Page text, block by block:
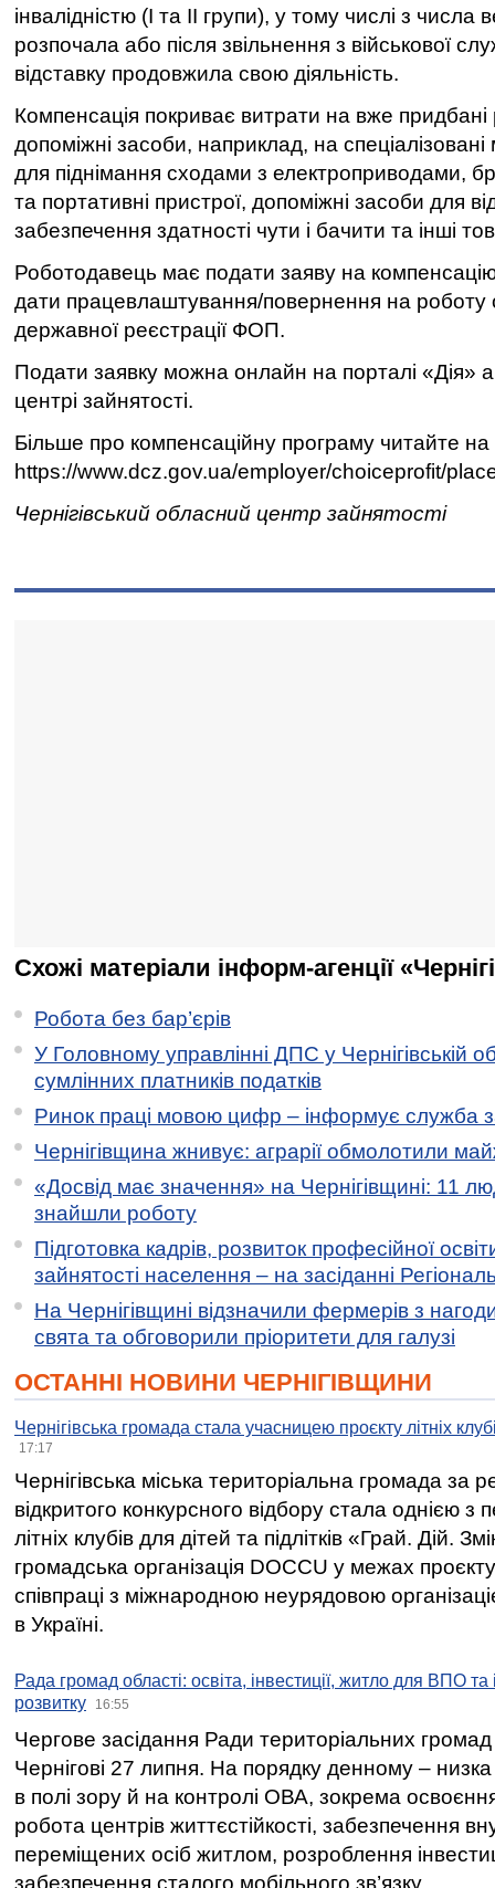
інвалідністю (І та ІІ групи), у тому числі з числа
розпочала або після звільнення з військової
відставку продовжила свою діяльність.
Компенсація покриває витрати на вже
допоміжні засоби, наприклад, на
для піднімання сходами з електроприводами,
та портативні пристрої, допоміжні засоби для
забезпечення здатності чути і бачити та інші
Роботодавець має подати заяву на
дати працевлаштування/повернення на роботу
державної реєстрації ФОП.
Подати заявку можна онлайн на порталі «Дія»
центрі зайнятості.
Більше про компенсаційну програму читайте
https://www.dcz.gov.ua/employer/choiceprofit/
Чернігівський обласний центр зайнятості
Схожі матеріали інформ-агенції
Робота без бар’єрів
У Головному управлінні ДПС у Чернігівській
сумлінних платників податків
Ринок праці мовою цифр – інформує служба
Чернігівщина жнивує: аграрії обмолотили
«Досвід має значення» на Чернігівщині: 11
знайшли роботу
Підготовка кадрів, розвиток професійної
зайнятості населення – на засіданні
На Чернігівщині відзначили фермерів з
свята та обговорили пріоритети для галузі
ОСТАННІ НОВИНИ ЧЕРНІГІВЩИНИ
Чернігівська громада стала учасницею проєкту літніх
17:17
Чернігівська міська територіальна громада за
відкритого конкурсного відбору стала однією
літніх клубів для дітей та підлітків «Грай. Дій.
громадська організація DOCCU у межах
співпраці з міжнародною неурядовою
в Україні.
Рада громад області: освіта, інвестиції, житло для ВПО
розвитку
16:55
Чергове засідання Ради територіальних громад
Чернігові 27 липня. На порядку денному –
в полі зору й на контролі ОВА, зокрема освоєння
робота центрів життєстійкості, забезпечення
переміщених осіб житлом, розроблення
забезпечення сталого мобільного зв’язку.